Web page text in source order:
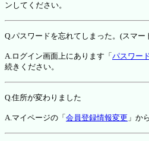
ンしてください。
Q.パスワードを忘れてしまった。(スマー
A.ログイン画面上にあります「 パスワー
続きください。
Q.住所が変わりました
A.マイページの「 会員登録情報変更 」か